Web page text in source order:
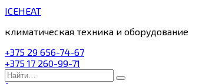
ICEHEAT
климатическая техника и оборудование
+375 29 656-74-67
+375 17 260-99-71
Search